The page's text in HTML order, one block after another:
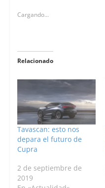
Cargando...
Relacionado
Tavascan: esto nos
depara el futuro de
Cupra
2 de septiembre de
2019